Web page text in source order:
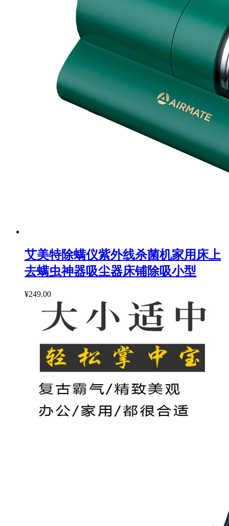
艾美特除螨仪紫外线杀菌机家用床上
去螨虫神器吸尘器床铺除吸小型
¥249.00